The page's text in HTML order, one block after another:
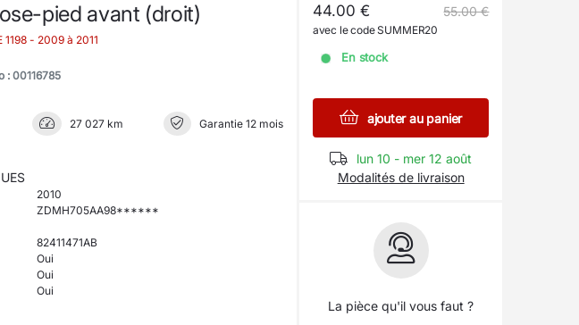
pied avant (droit)
1198- 2009 à 2011
: 00116785
27 027 km Garantie 12 mois
2010
ZDMH705AA98******
82411471AB
Oui
Oui
Oui
44.00 € 55.00 €
avec le code SUMMER20
En stock
ajouter au panier
lun 10 - mer 12 août
Modalités de livraison
La pièce qu'il vous faut ?